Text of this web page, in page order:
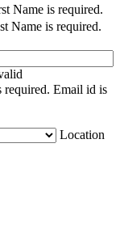
Name is required.
Name is required.
required. Email id is
Location